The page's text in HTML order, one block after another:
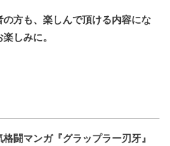
方も、楽しんで頂ける内容にな
しみに。
闘マンガ『グラップラー刃牙』